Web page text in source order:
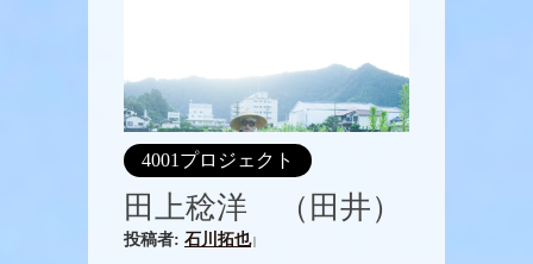
4001プロジェクト
田上稔洋 （田井）
投稿者: 石川拓也|